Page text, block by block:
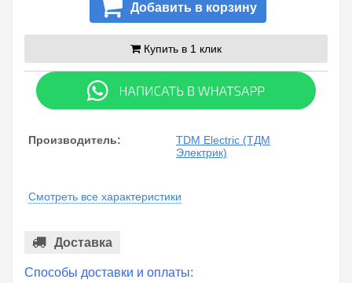
Добавить в корзину
Купить в 1 клик
Производитель:
TDM Electric (ТДМ
Электрик)
Смотреть все характеристики
Доставка
Способы доставки и оплаты: